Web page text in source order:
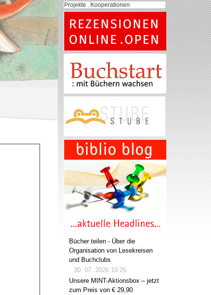
Projekte . Kooperationen
Bücher teilen - Über die
Organisation von Lesekreisen
und Buchclubs
30. 07. 2026 10:25
Unsere MINT-Aktionsbox – jetzt
zum Preis von € 29,90